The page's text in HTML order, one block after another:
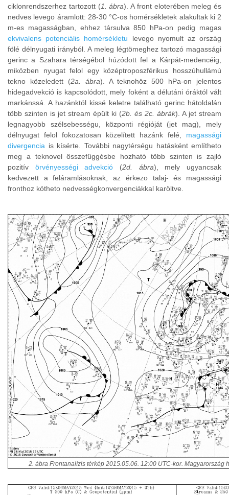
ciklonrendszerhez tartozott (1. ábra). A front eloterében meleg és
nedves levego áramlott: 28-30 °C-os homérsékletek alakultak ki 2
m-es magasságban, ehhez társulva 850 hPa-on pedig magas
ekvivalens potenciális homérsékletu levego nyomult az ország
fölé délnyugati irányból. A meleg légtömeghez tartozó magassági
gerinc a Szahara térségébol húzódott fel a Kárpát-medencéig,
miközben nyugat felol egy középtroposzférikus hosszúhullámú
tekno közeledett (2a. ábra). A teknohöz 500 hPa-on jelentos
hidegadvekció is kapcsolódott, mely foként a délutáni óráktól vált
markánssá. A hazánktól kissé keletre található gerinc hátoldalán
több szinten is jet stream épült ki (2b. és 2c. ábrák). A jet stream
legnagyobb szélsebességu, központi régióját (jet mag), mely
délnyugat felol fokozatosan közelített hazánk felé, magassági
divergencia is kísérte. További nagytérségu hatásként említheto
meg a teknovel összefüggésbe hozható több szinten is zajló
pozitív örvényességi advekció (2d. ábra), mely ugyancsak
kedvezett a feláramlásoknak, az érkezo talaj- és magassági
fronthoz kötheto nedvességkonvergenciákkal karöltve.
2. ábra Frontanalízis térkép 2015.05.06. 12:00 UTC-kor. Magyarország